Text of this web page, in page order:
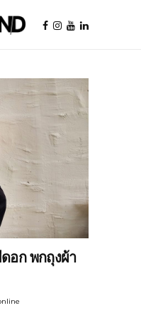
อก พกถุงผ้า